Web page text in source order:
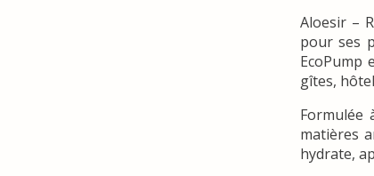
Aloesir –
pour ses
EcoPump
gîtes,
Formulée
matières
hydrate,